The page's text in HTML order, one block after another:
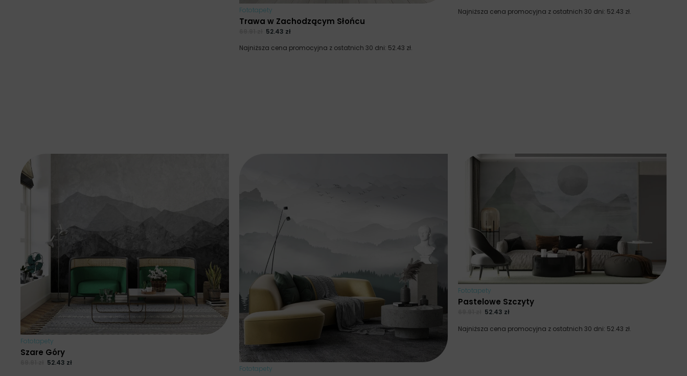
Fototapety
Trawa w Zachodzącym Słońcu
52.43 zł
Najniższa cena promocyjna z ostatnich 30 dni: 52.43 zł.
Najniższa cena promocyjna z ostatnich 30 dni: 52.43 zł.
Fototapety
Szare Góry
52.43 zł
Fototapety
Fototapety
Pastelowe Szczyty
52.43 zł
Najniższa cena promocyjna z ostatnich 30 dni: 52.43 zł.